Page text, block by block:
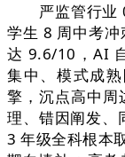
严监管行业 0
学生 8 周中考
达 9.6/10，AI
集中、模式成
擎，沉点高中周
理、错因阐发、
3 年级全科根本